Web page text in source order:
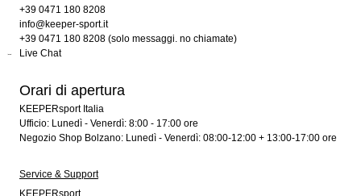
+39 0471 180 8208
info@keeper-sport.it
+39 0471 180 8208 (solo messaggi. no chiamate)
Live Chat
Orari di apertura
KEEPERsport Italia
Ufficio: Lunedì - Venerdì: 8:00 - 17:00 ore
Negozio Shop Bolzano: Lunedì - Venerdì: 08:00-12:00 + 13:00-17:00 ore
Service & Support
KEEPERsport